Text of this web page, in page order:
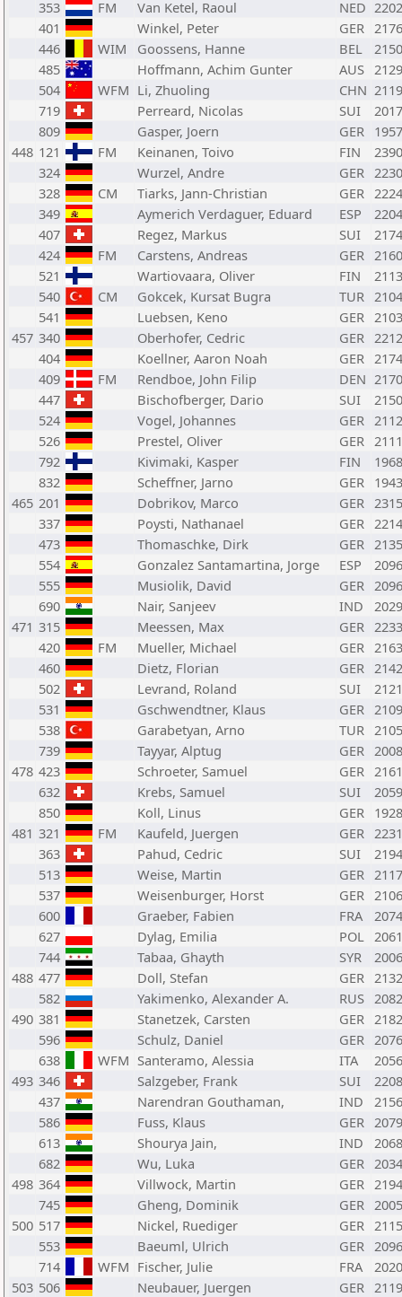
353 FM Van Ketel, Raoul NED 2202
401
Winkel, Peter GER 2176
446
WIM Goossens, Hanne BEL
2150
485
Hoffmann, Achim Gunter AUS 2129
504
WFM Li, Zhuoling CHN 2119
719
Perreard, Nicolas SUI
2017
809
Gasper, Joern GER 1957
448 121 FM Keinanen, Toivo FIN
2390
324
Wurzel, Andre GER 2230
328
CM Tiarks, Jann-Christian GER 2224
349
Aymerich Verdaguer, Eduard ESP
2204
407
Regez, Markus SUI
2174
424
FM Carstens, Andreas GER 2160
521
Wartiovaara, Oliver FIN
2113
540
CM Gokcek, Kursat Bugra TUR 2104
541
Luebsen, Keno GER 2103
457 340 Oberhofer, Cedric GER 2212
404
Koellner, Aaron Noah GER 2174
409
FM Rendboe, John Filip DEN 2170
447
Bischofberger, Dario SUI
2150
524
Vogel, Johannes GER 2112
526
Prestel, Oliver GER 2111
792
Kivimaki, Kasper FIN
1968
832
Scheffner, Jarno GER 1943
465 201 Dobrikov, Marco GER 2315
337
Poysti, Nathanael GER 2214
473
Thomaschke, Dirk GER 2135
554
Gonzalez Santamartina, Jorge ESP
2096
555
Musiolik, David GER 2096
690
Nair, Sanjeev IND
2029
471 315 Meessen, Max GER 2233
420
FM Mueller, Michael GER 2163
460
Dietz, Florian GER 2142
502
Levrand, Roland SUI
2121
531
Gschwendtner, Klaus GER 2109
538
Garabetyan, Arno TUR 2105
739
Tayyar, Alptug GER 2008
478 423 Schroeter, Samuel GER 2161
632
Krebs, Samuel SUI
2059
850
Koll, Linus GER 1928
481 321 FM Kaufeld, Juergen GER 2231
363
Pahud, Cedric SUI
2194
513
Weise, Martin GER 2117
537
Weisenburger, Horst GER 2106
600
Graeber, Fabien FRA
2074
627
Dylag, Emilia POL 2061
744
Tabaa, Ghayth SYR
2006
488 477 Doll, Stefan GER 2132
582
Yakimenko, Alexander A. RUS 2082
490 381 Stanetzek, Carsten GER 2182
596
Schulz, Daniel GER 2076
638
WFM Santeramo, Alessia ITA
2056
493 346 Salzgeber, Frank SUI
2208
437
Narendran Gouthaman, IND
2156
586
Fuss, Klaus GER 2079
613
Shourya Jain, IND
2068
682
Wu, Luka GER 2034
498 364 Villwock, Martin GER 2194
745
Gheng, Dominik GER 2005
500 517 Nickel, Ruediger GER 2115
553
Baeuml, Ulrich GER 2096
714
WFM Fischer, Julie FRA
2020
503 506 Neubauer, Juergen GER 2119